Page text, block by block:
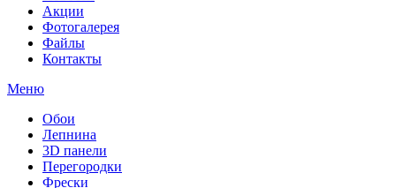
Акции
Фотогалерея
Файлы
Контакты
Меню
Обои
Лепнина
3D панели
Перегородки
Фрески